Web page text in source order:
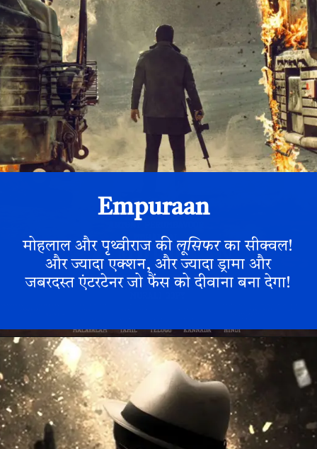
Empuraan
मोहलाल और पृथ्वीराज कीलूसिफरका सीक्वल!
और ज्यादा एक्शन, और ज्यादा ड्रामा और
जबरदस्त एंटरटेनर जो फैंस को दीवाना बना देगा!